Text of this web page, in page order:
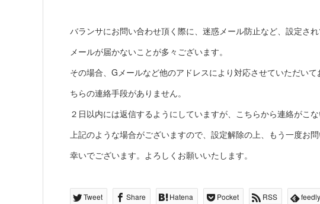
バランサにお問い合わせ頂く際に、迷惑メール防止など、設定さ
メールが届かないことが多々ございます。
その場合、Gメールなど他のアドレスにより対応させていただい
ちらの連絡手段がありません。
２日以内には返信するようにしていますが、こちらから連絡がこな
上記のような場合がございますので、設定解除の上、もう一度お
幸いでございます。よろしくお願いいたします。
Tweet Share Hatena Pocket RSS feedly